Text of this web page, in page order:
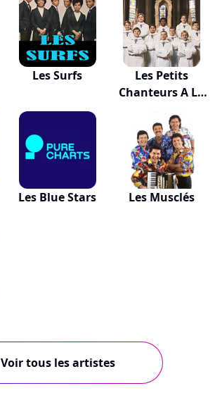
Les Surfs
Les Petits
Chanteurs A La
Les Blue Stars Les Musclés
Voir tous les artistes